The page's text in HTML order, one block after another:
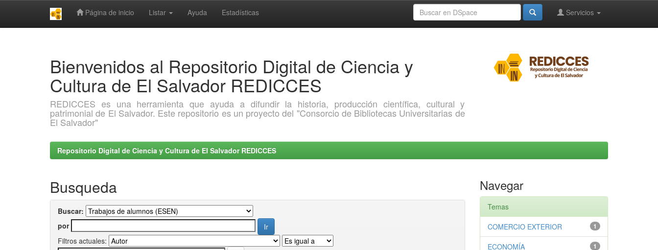
Página de inicio Listar Ayuda Estadísticas Servicios
Bienvenidos al Repositorio Digital de Ciencia y
Cultura de El Salvador REDICCES
REDICCES es una herramienta que ayuda a difundir la historia, producción científica, cultural y
patrimonial de El Salvador. Este repositorio es un proyecto del "Consorcio de Bibliotecas Universitarias de
El Salvador"
Repositorio Digital de Ciencia y Cultura de El Salvador REDICCES
Busqueda
Buscar:
por
Filtros actuales:
Navegar
Temas
1
COMERCIO EXTERIOR
1
ECONOMÍA